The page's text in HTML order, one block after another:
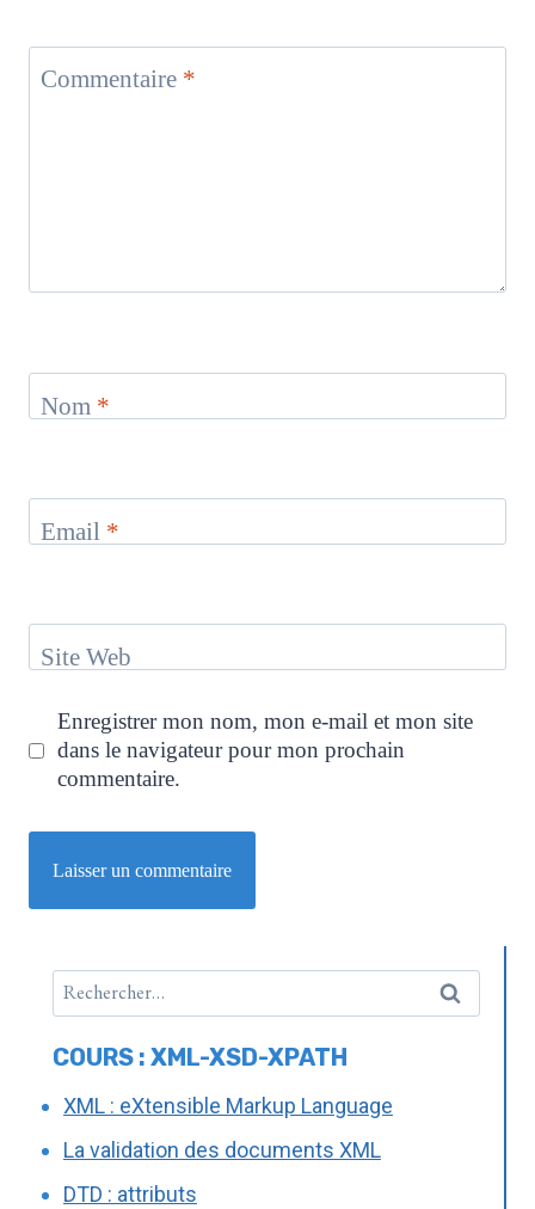
Commentaire *
Nom *
Email *
Site Web
Enregistrer mon nom, mon e-mail et mon site
dans le navigateur pour mon prochain
commentaire.
COURS : XML-XSD-XPATH
XML : eXtensible Markup Language
La validation des documents XML
DTD : attributs